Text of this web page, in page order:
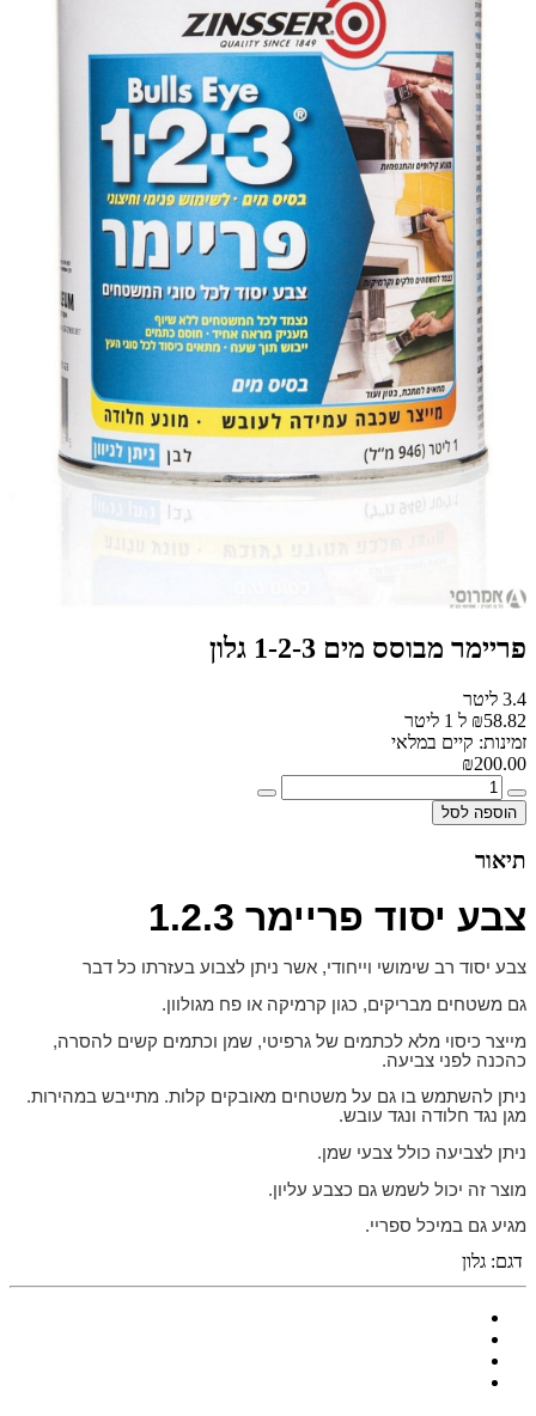
פריימר מבוסס מים 1-2-3 גלון
3.4 ליטר
₪58.82 ל 1 ליטר
זמינות: קיים במלאי
₪200.00
הוספה לסל
תיאור
צבע יסוד פריימר 1.2.3
צבע יסוד רב שימושי וייחודי, אשר ניתן לצבוע בעזרתו כל דבר
גם משטחים מבריקים, כגון קרמיקה או פח מגולוון.
מייצר כיסוי מלא לכתמים של גרפיטי, שמן וכתמים קשים להסרה,
כהכנה לפני צביעה.
ניתן להשתמש בו גם על משטחים מאובקים קלות. מתייבש במהירות.
מגן נגד חלודה ונגד עובש.
ניתן לצביעה כולל צבעי שמן.
מוצר זה יכול לשמש גם כצבע עליון.
מגיע גם במיכל ספריי.
דגם: גלון